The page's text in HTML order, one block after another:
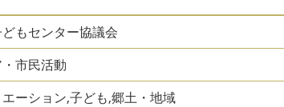
もセンター協議会
市民活動
ーション,子ども,郷土・地域